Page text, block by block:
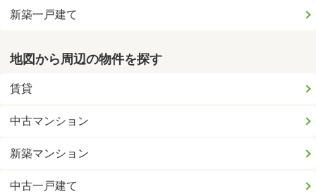
新築一戸建て
地図から周辺の物件を探す
賃貸
中古マンション
新築マンション
中古一戸建て